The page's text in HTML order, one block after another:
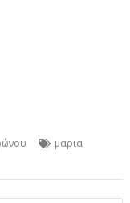
μαρια